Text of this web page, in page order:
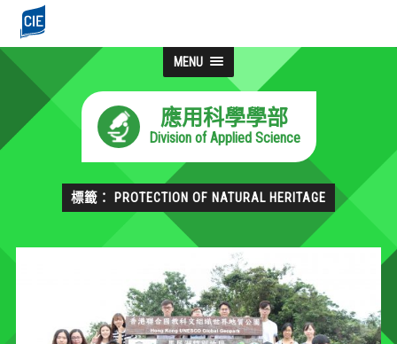
MENU
應用科學學部
Division of Applied Science
標籤： PROTECTION OF NATURAL HERITAGE